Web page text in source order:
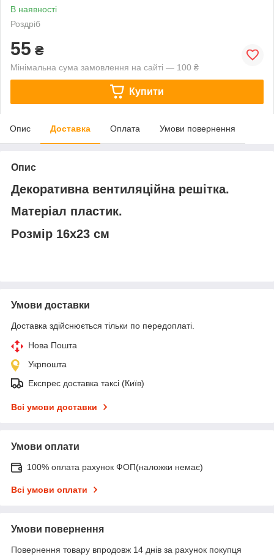
В наявності
Роздріб
55 ₴
Мінімальна сума замовлення на сайті — 100 ₴
Купити
Опис Доставка Оплата Умови повернення
Опис
Декоративна вентиляційна решітка.
Матеріал пластик.
Розмір 16х23 см
Умови доставки
Доставка здійснюється тільки по передоплаті.
Нова Пошта
Укрпошта
Експрес доставка таксі (Київ)
Всі умови доставки
Умови оплати
100% оплата рахунок ФОП(наложки немає)
Всі умови оплати
Умови повернення
Повернення товару впродовж 14 днів за рахунок покупця